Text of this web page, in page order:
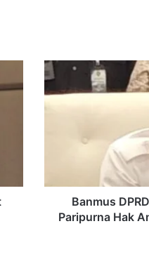
Banmus
DPRD
Kaltim
Rudy
Mas’ud
pada
Banmus
Paripurna Hak